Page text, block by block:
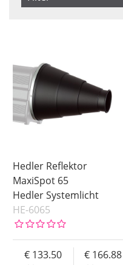
Pris
Hedler Reflektor
MaxiSpot 65
Hedler Systemlicht
HE-6065
133.50
166.88